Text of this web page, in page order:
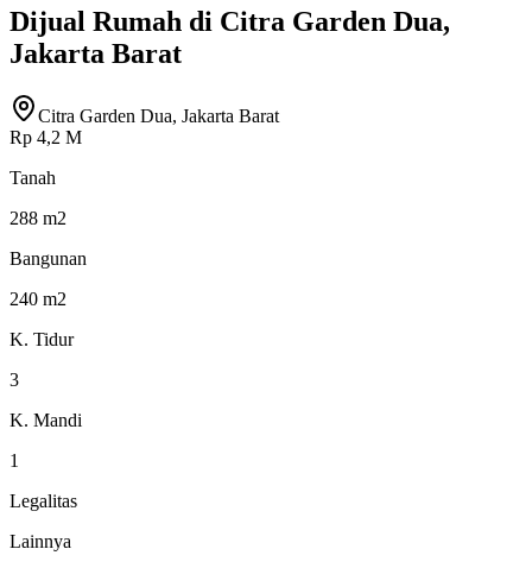
Dijual Rumah di Citra Garden Dua,
Jakarta Barat
Citra Garden Dua, Jakarta Barat
Rp 4,2 M
Tanah
288 m2
Bangunan
240 m2
K. Tidur
3
K. Mandi
1
Legalitas
Lainnya